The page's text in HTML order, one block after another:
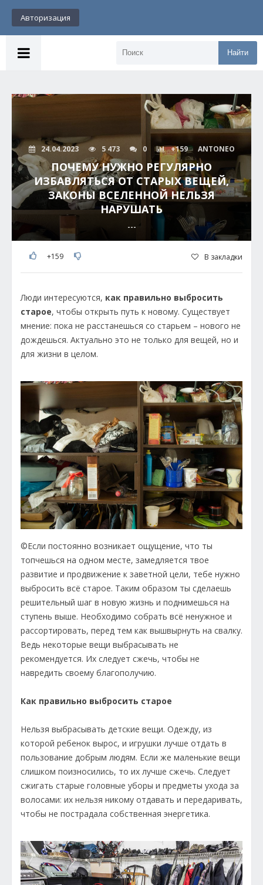
Авторизация
Найти
24.04.2023 5 473 0 +159 ANTONEO
ПОЧЕМУ НУЖНО РЕГУЛЯРНО
ИЗБАВЛЯТЬСЯ ОТ СТАРЫХ ВЕЩЕЙ,
ЗАКОНЫ ВСЕЛЕННОЙ НЕЛЬЗЯ
НАРУШАТЬ
---
+159 В закладки
Люди интересуются, как правильно выбросить
старое, чтобы открыть путь к новому. Существует
мнение: пока не расстанешься со старьем – нового не
дождешься. Актуально это не только для вещей, но и
для жизни в целом.
©Если постоянно возникает ощущение, что ты
топчешься на одном месте, замедляется твое
развитие и продвижение к заветной цели, тебе нужно
выбросить всё старое. Таким образом ты сделаешь
решительный шаг в новую жизнь и поднимешься на
ступень выше. Необходимо собрать всё ненужное и
рассортировать, перед тем как вышвырнуть на свалку.
Ведь некоторые вещи выбрасывать не
рекомендуется. Их следует сжечь, чтобы не
навредить своему благополучию.
Как правильно выбросить старое
Нельзя выбрасывать детские вещи. Одежду, из
которой ребенок вырос, и игрушки лучше отдать в
пользование добрым людям. Если же маленькие вещи
слишком поизносились, то их лучше сжечь. Следует
сжигать старые головные уборы и предметы ухода за
волосами: их нельзя никому отдавать и передаривать,
чтобы не пострадала собственная энергетика.